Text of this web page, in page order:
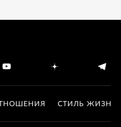
СТИЛЬ ЖИЗНИ